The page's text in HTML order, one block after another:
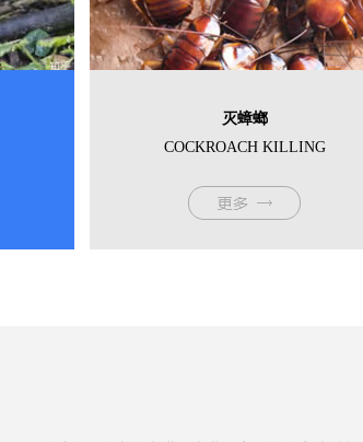
灭蟑螂
COCKROACH KILLING